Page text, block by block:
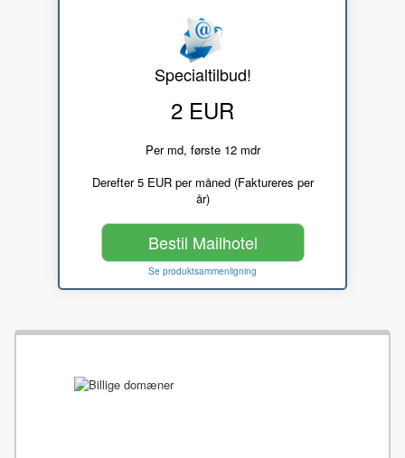
Specialtilbud!
2 EUR
Per md, første 12 mdr
Derefter 5 EUR per måned (Faktureres per
år)
Bestil Mailhotel
Se produktsammenligning